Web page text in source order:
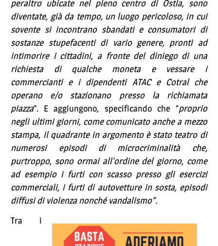
peraltro ubicate nel pieno centro di Ostia, sono
diventate, già da tempo, un luogo pericoloso, in cui
sovente si incontrano sbandati e consumatori di
sostanze stupefacenti di vario genere, pronti ad
intimorire i cittadini, a fronte del diniego di una
richiesta di qualche moneta e vessare i
commercianti e i dipendenti ATAC e Cotral che
operano e/o stazionano presso la richiamata
piazza”. E aggiungono, specificando che “proprio
negli ultimi giorni, come comunicato anche a mezzo
stampa, il quadrante in argomento è stato teatro di
numerosi episodi di microcriminalità che,
purtroppo, sono ormai all’ordine del giorno, come
ad esempio i furti con scasso presso gli esercizi
commerciali, i furti di autovetture in sosta, episodi
diffusi di violenza nonché vandalismo”.
Tra i